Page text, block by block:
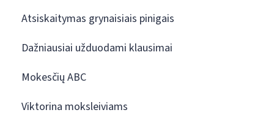
Atsiskaitymas grynaisiais pinigais
Dažniausiai užduodami klausimai
Mokesčių ABC
Viktorina moksleiviams